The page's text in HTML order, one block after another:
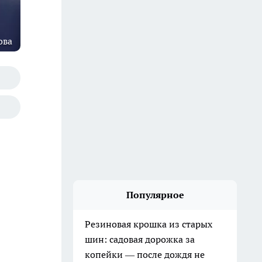
Популярное
Резиновая крошка из старых
шин: садовая дорожка за
копейки — после дождя не